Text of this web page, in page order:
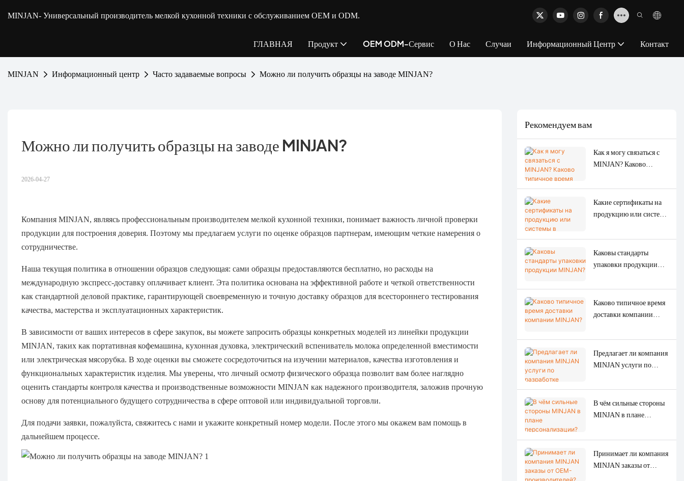
MINJAN- Универсальный производитель мелкой кухонной техники с обслуживанием OEM и ODM.
ГЛАВНАЯ Продукт OEM ODM-Сервис О Нас Случаи Информационный Центр Контакт
MINJAN Информационный центр Часто задаваемые вопросы Можно ли получить образцы на заводе MINJAN?
Можно ли получить образцы на заводе MINJAN?
2026-04-27
Компания MINJAN, являясь профессиональным производителем мелкой кухонной техники, понимает важность личной проверки
продукции для построения доверия. Поэтому мы предлагаем услуги по оценке образцов партнерам, имеющим четкие намерения о
сотрудничестве.
Наша текущая политика в отношении образцов следующая: сами образцы предоставляются бесплатно, но расходы на
международную экспресс-доставку оплачивает клиент. Эта политика основана на эффективной работе и четкой ответственности
как стандартной деловой практике, гарантирующей своевременную и точную доставку образцов для всестороннего тестирования
качества, мастерства и эксплуатационных характеристик.
В зависимости от ваших интересов в сфере закупок, вы можете запросить образцы конкретных моделей из линейки продукции
MINJAN, таких как портативная кофемашина, кухонная духовка, электрический вспениватель молока определенной вместимости
или электрическая мясорубка. В ходе оценки вы сможете сосредоточиться на изучении материалов, качества изготовления и
функциональных характеристик изделия. Мы уверены, что личный осмотр физического образца позволит вам более наглядно
оценить стандарты контроля качества и производственные возможности MINJAN как надежного производителя, заложив прочную
основу для потенциального будущего сотрудничества в сфере оптовой или индивидуальной торговли.
Для подачи заявки, пожалуйста, свяжитесь с нами и укажите конкретный номер модели. После этого мы окажем вам помощь в
дальнейшем процессе.
Рекомендуем вам
Как я могу связаться с
MINJAN? Каково
службы поддержки
клиентов?
Какие сертификаты на
продукцию или системы
компания MINJAN?
Каковы стандарты
упаковки продукции
Каково типичное время
доставки компании
Предлагает ли компания
MINJAN услуги по
индивидуального
дизайна внешнего вида?
В чём сильные стороны
MINJAN в плане
Принимает ли компания
MINJAN заказы от